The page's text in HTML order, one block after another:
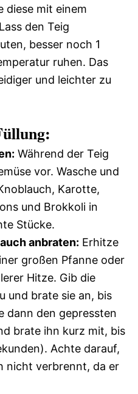
diese mit einem
den Teig
besser noch 1
ruhen. Das
und leichter zu
Während der Teig
vor. Wasche und
Karotte,
und Brokkoli in
Stücke.
anbraten: Erhitze
großen Pfanne oder
Hitze. Gib die
und brate sie an, bis
dann den gepressten
brate ihn kurz mit, bis
Achte darauf,
nicht verbrennt, da er